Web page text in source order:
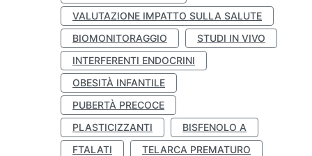
VALUTAZIONE IMPATTO SULLA SALUTE
BIOMONITORAGGIO
STUDI IN VIVO
INTERFERENTI ENDOCRINI
OBESITÀ INFANTILE
PUBERTÀ PRECOCE
PLASTICIZZANTI
BISFENOLO A
FTALATI
TELARCA PREMATURO